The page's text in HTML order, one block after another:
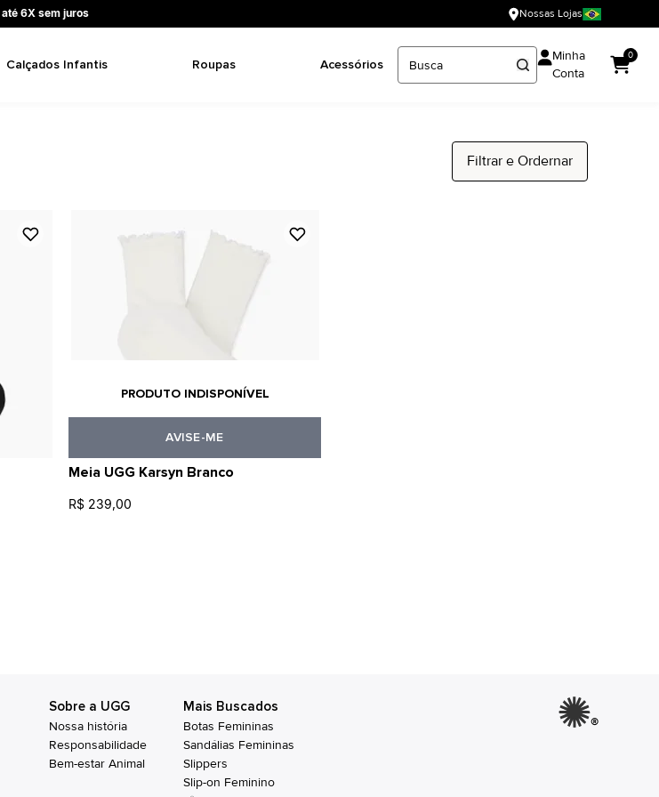
6X sem juros Nossas Lojas
Calçados Infantis Roupas Acessórios
Minha
Conta
0
Filtrar e Ordernar
PRODUTO INDISPONÍVEL
AVISE-ME
Meia UGG Karsyn Branco
R$ 239,00
®
Sobre a UGG
Nossa história
Responsabilidade
Bem-estar Animal
Mais Buscados
Botas Femininas
Sandálias Femininas
Slippers
Slip-on Feminino